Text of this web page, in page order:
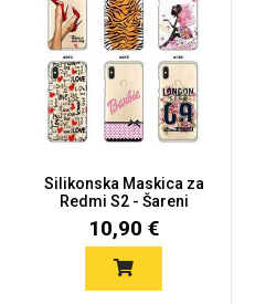
Silikonska Maskica za
Redmi S2 - Šareni
motiv...
10,90 €